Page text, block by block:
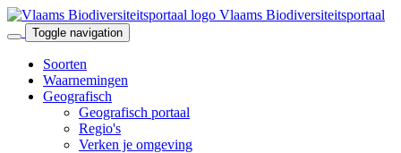
Vlaams Biodiversiteitsportaal
Toggle navigation
Soorten
Waarnemingen
Geografisch
Geografisch portaal
Regio's
Verken je omgeving